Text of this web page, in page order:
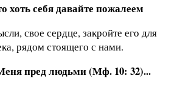
хоть себя давайте пожалеем
свое сердце, закройте его для
рядом стоящего с нами.
пред людьми (Мф. 10: 32)...